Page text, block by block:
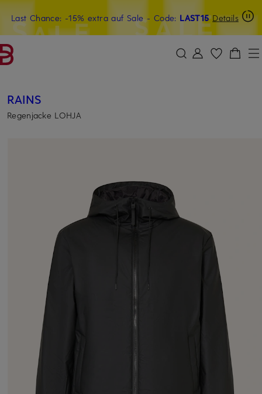
ZUM HAUPTINHALT ÜBERSPRINGEN ZUM SUCHFELD ÜBERSPRINGEN
Last Chance: -15% extra auf Sale- Code: LAST15 Details
20€-Willkommensgutschein mit Beyond sichern
RAINS
Regenjacke LOHJA